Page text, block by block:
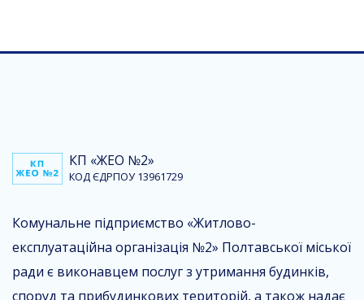
КП «ЖЕО №2»
КОД ЄДРПОУ 13961729
Комунальне підприємство «Житлово-
експлуатаційна організація №2» Полтавської міської
ради є виконавцем послуг з утримання будинків,
споруд та прибудинкових територій, а також надає